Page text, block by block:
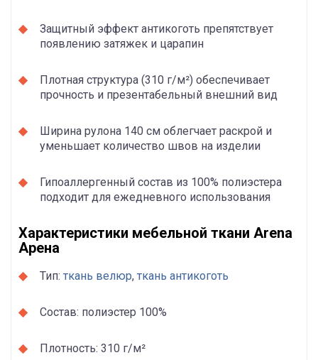
Защитный эффект антикоготь препятствует
появлению затяжек и царапин
Плотная структура (310 г/м²) обеспечивает
прочность и презентабельный внешний вид
Ширина рулона 140 см облегчает раскрой и
уменьшает количество швов на изделии
Гипоаллергенный состав из 100% полиэстера
подходит для ежедневного использования
Характеристики мебельной ткани Arena
Арена
Тип: ткань велюр, ткань антикоготь
Состав: полиэстер 100%
Плотность: 310 г/м²